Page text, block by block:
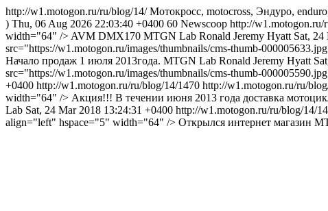
http://w1.motogon.ru/ru/blog/14/Мотокросс, motocross, Эндуро,
) Thu, 06 Aug 2026 22:03:40 +0400 60 Newscoop http://w1.motogon.ru/
width="64" /> AVM DMX170 MTGN Lab Ronald Jeremy Hyatt Sat, 24
src="https://w1.motogon.ru/images/thumbnails/cms-thumb-
Начало продаж 1 июля 2013года. MTGN Lab Ronald Jeremy Hyatt
src="https://w1.motogon.ru/images/thumbnails/cms-thumb-
+0400 http://w1.motogon.ru/ru/blog/14/1470 http://w1.motogon.ru/ru/
width="64" /> Акция!!! В течении июня 2013 года доставка
Lab Sat, 24 Mar 2018 13:24:31 +0400 http://w1.motogon.ru/ru/blog/14/
align="left" hspace="5" width="64" /> Открылся интернет магазин